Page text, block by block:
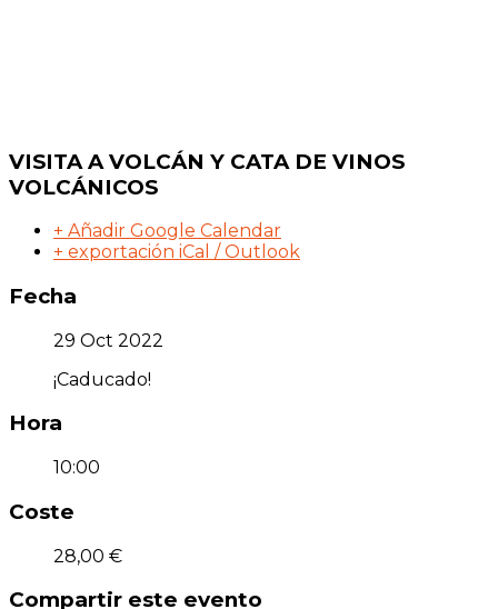
VISITA A VOLCÁN Y CATA DE VINOS
VOLCÁNICOS
+ Añadir Google Calendar
+ exportación iCal / Outlook
Fecha
29 Oct 2022
¡Caducado!
Hora
10:00
Coste
28,00 €
Compartir este evento